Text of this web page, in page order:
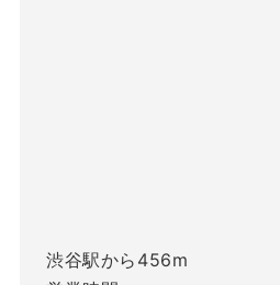
渋谷駅から456m